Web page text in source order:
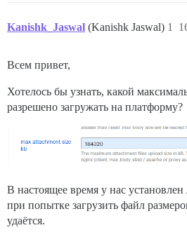
Kanishk_Jaswal (Kanishk Jaswal) 1
Всем привет,
Хотелось бы узнать, какой
разрешено загружать на платформу?
В настоящее время у нас
при попытке загрузить файл
удаётся.